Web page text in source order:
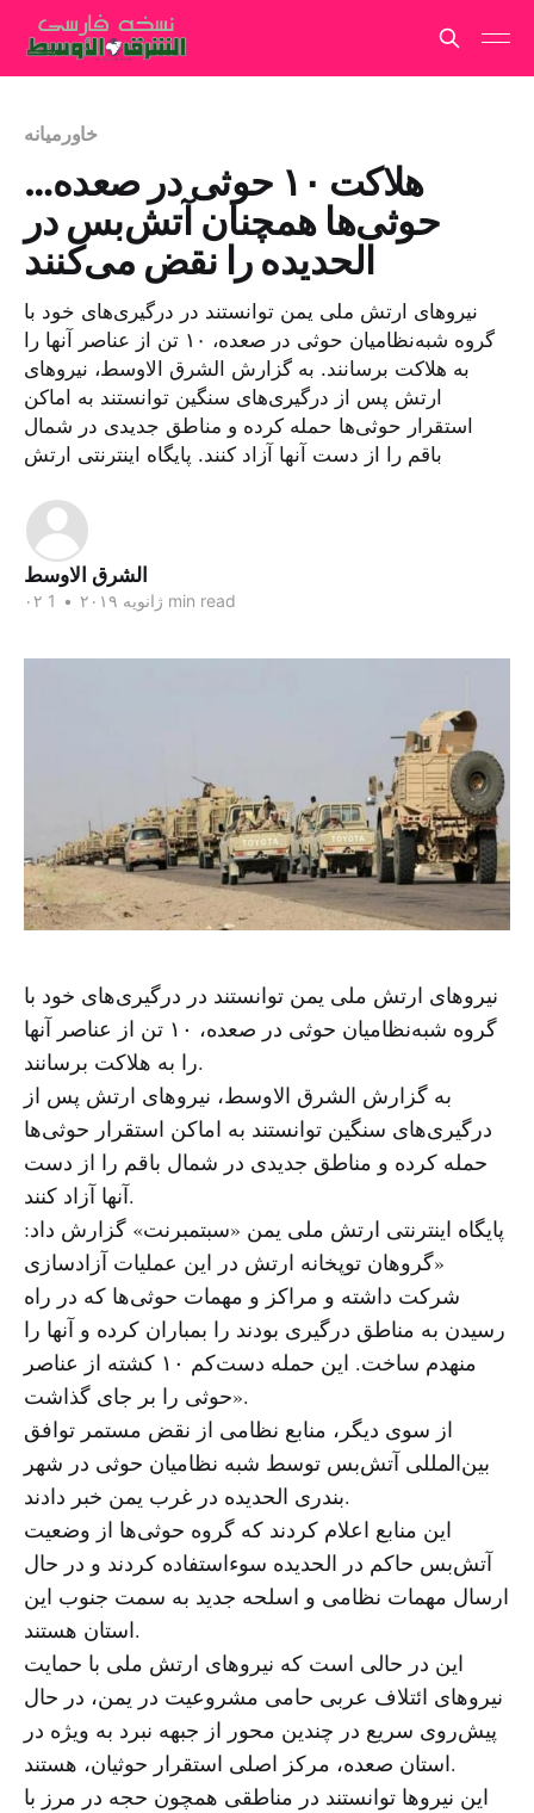
خاورمیانه
هلاکت ۱۰ حوثی در صعده…
حوثی‌ها همچنان آتش‌بس در
الحدیده را نقض می‌کنند
نیروهای ارتش ملی یمن توانستند در درگیری‌های خود با
گروه شبه‌نظامیان حوثی در صعده، ۱۰ تن از عناصر آنها را
به هلاکت برسانند. به گزارش الشرق الاوسط، نیروهای
ارتش پس از درگیری‌های سنگین توانستند به اماکن
استقرار حوثی‌ها حمله کرده و مناطق جدیدی در شمال
باقم را از دست آنها آزاد کنند. پایگاه اینترنتی ارتش
الشرق الاوسط
۰۲ ژانویه ۲۰۱۹ • 1 min read
نیروهای ارتش ملی یمن توانستند در درگیری‌های خود با
گروه شبه‌نظامیان حوثی در صعده، ۱۰ تن از عناصر آنها
را به هلاکت برسانند.
به گزارش الشرق الاوسط، نیروهای ارتش پس از
درگیری‌های سنگین توانستند به اماکن استقرار حوثی‌ها
حمله کرده و مناطق جدیدی در شمال باقم را از دست
آنها آزاد کنند.
پایگاه اینترنتی ارتش ملی یمن «سبتمبرنت» گزارش داد:
«گروهان توپخانه ارتش در این عملیات آزادسازی
شرکت داشته و مراکز و مهمات حوثی‌ها که در راه
رسیدن به مناطق درگیری بودند را بمباران کرده و آنها را
منهدم ساخت. این حمله دست‌کم ۱۰ کشته از عناصر
حوثی را بر جای گذاشت».
از سوی دیگر، منابع نظامی از نقض مستمر توافق
بین‌المللی آتش‌بس توسط شبه نظامیان حوثی در شهر
بندری الحدیده در غرب یمن خبر دادند.
این منابع اعلام کردند که گروه حوثی‌ها از وضعیت
آتش‌بس حاکم در الحدیده سوءاستفاده کردند و در حال
ارسال مهمات نظامی و اسلحه جدید به سمت جنوب این
استان هستند.
این در حالی است که نیروهای ارتش ملی با حمایت
نیروهای ائتلاف عربی حامی مشروعیت در یمن، در حال
پیش‌روی سریع در چندین محور از جبهه نبرد به ویژه در
استان صعده، مرکز اصلی استقرار حوثیان، هستند.
این نیروها توانستند در مناطقی همچون حجه در مرز با